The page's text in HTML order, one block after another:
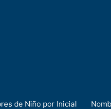
de Niño por Inicial